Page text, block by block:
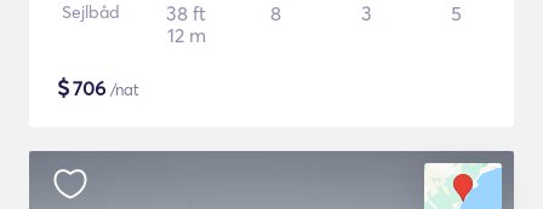
Sejlbåd
38 ft
12 m
8 3 5
$706 /nat